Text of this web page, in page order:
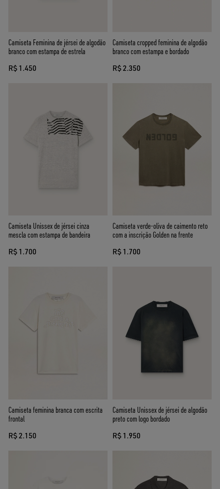
Camiseta Feminina de jérsei de algodão
branco com estampa de estrela
R$ 1.450
Camiseta cropped feminina de algodão
branco com estampa e bordado
R$ 2.350
Camiseta Unissex de jérsei cinza
mescla com estampa de bandeira
R$ 1.700
Camiseta verde-oliva de caimento reto
com a inscrição Golden na frente
R$ 1.700
Camiseta feminina branca com escrita
frontal
R$ 2.150
Camiseta Unissex de jérsei de algodão
preto com logo bordado
R$ 1.950